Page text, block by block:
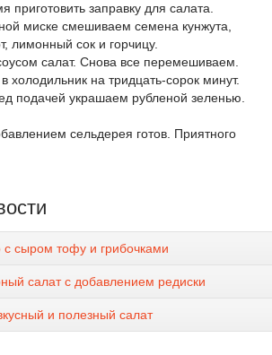
приготовить заправку для салата.
миске смешиваем семена кунжута,
лимонный сок и горчицу.
салат. Снова все перемешиваем.
холодильник на тридцать-сорок минут.
подачей украшаем рубленой зеленью.
сельдерея готов. Приятного
с сыром тофу и грибочками
салат с добавлением редиски
и полезный салат